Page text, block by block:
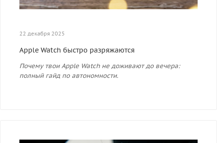
22 декабря 2025
Apple Watch быстро разряжаются
Почему твои Apple Watch не доживают до вечера:
полный гайд по автономности.